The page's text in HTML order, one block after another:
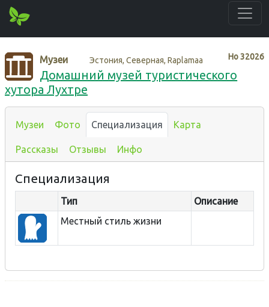
Нo32026
Музеи Эстония, Северная, Raplamaa
Домашний музей туристического
хутора Лухтре
Музеи Фото Специализация Карта
Рассказы Отзывы Инфо
Специализация
Тип
Описание
Местный стиль жизни